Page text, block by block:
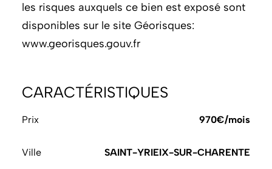
les risques auxquels ce bien est exposé sont
disponibles sur le site Géorisques:
www.georisques.gouv.fr
CARACTÉRISTIQUES
Prix 970€/mois
Ville SAINT-YRIEIX-SUR-CHARENTE